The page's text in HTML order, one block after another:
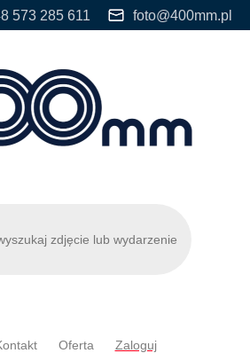
573 285 611 foto@400mm.pl
Oferta Zaloguj